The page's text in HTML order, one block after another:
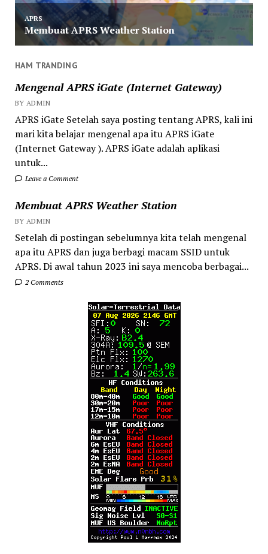
HAM TRANDING
Mengenal APRS iGate (Internet Gateway)
BY ADMIN
APRS iGate Setelah saya posting tentang APRS, kali ini
mari kita belajar mengenal apa itu APRS iGate
(Internet Gateway ). APRS iGate adalah aplikasi
untuk...
Leave a Comment
Membuat APRS Weather Station
BY ADMIN
Setelah di postingan sebelumnya kita telah mengenal
apa itu APRS dan juga berbagi macam SSID untuk
APRS. Di awal tahun 2023 ini saya mencoba berbagai...
2 Comments